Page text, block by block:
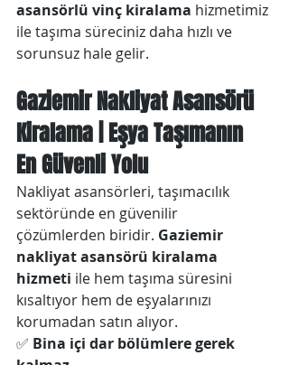
asansörlü vinç kiralama hizmetimiz
ile taşıma süreciniz daha hızlı ve
sorunsuz hale gelir.
Gaziemir Nakliyat Asansörü
Kiralama | Eşya Taşımanın
En Güvenli Yolu
Nakliyat asansörleri, taşımacılık
sektöründe en güvenilir
çözümlerden biridir. Gaziemir
nakliyat asansörü kiralama
hizmeti ile hem taşıma süresini
kısaltıyor hem de eşyalarınızı
korumadan satın alıyor.
✅ Bina içi dar bölümlere gerek